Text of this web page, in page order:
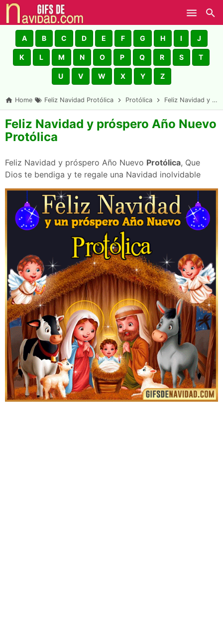
Skip to main content
A B C D E F G H I J
K L M N O P Q R S T
U V W X Y Z
Home Feliz Navidad Protólica Protólica Feliz Navidad y próspero Año Nuevo Protólica
Feliz Navidad y próspero Año Nuevo
Protólica
Feliz Navidad y próspero Año Nuevo Protólica, Que
Dios te bendiga y te regale una Navidad inolvidable